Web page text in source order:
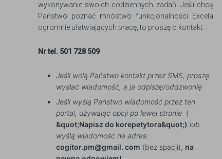
wykonywanie swoich codziennych zadań. Jeśli chcą
Państwo poznać mnóstwo funkcjonalności Excela
ogromnie ułatwiających pracę, to proszę o kontakt:
Nr tel. 501 728 509
Jeśli wolą Państwo kontakt przez SMS, proszę
wysłać wiadomość, a ja odpiszę/oddzwonię
Jeśli wyślą Państwo wiadomość przez ten
portal, używając opcji po lewej stronie (
&quot;Napisz do korepetytora&quot;) lub
wyślą wiadomość na adres:
cogitor.pm@gmail. com (bez spacji), na